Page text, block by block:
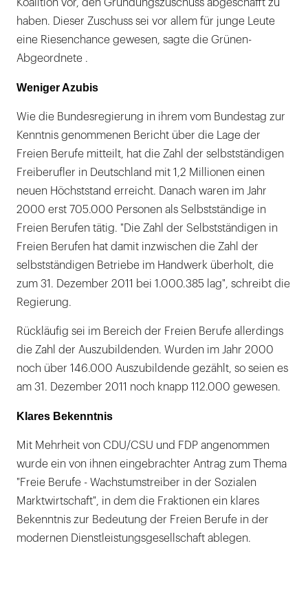
Koalition vor, den Gründungszuschuss abgeschafft zu
haben. Dieser Zuschuss sei vor allem für junge Leute
eine Riesenchance gewesen, sagte die Grünen-
Abgeordnete .
Weniger Azubis
Wie die Bundesregierung in ihrem vom Bundestag zur
Kenntnis genommenen Bericht über die Lage der
Freien Berufe mitteilt, hat die Zahl der selbstständigen
Freiberufler in Deutschland mit 1,2 Millionen einen
neuen Höchststand erreicht. Danach waren im Jahr
2000 erst 705.000 Personen als Selbstständige in
Freien Berufen tätig. "Die Zahl der Selbstständigen in
Freien Berufen hat damit inzwischen die Zahl der
selbstständigen Betriebe im Handwerk überholt, die
zum 31. Dezember 2011 bei 1.000.385 lag", schreibt die
Regierung.
Rückläufig sei im Bereich der Freien Berufe allerdings
die Zahl der Auszubildenden. Wurden im Jahr 2000
noch über 146.000 Auszubildende gezählt, so seien es
am 31. Dezember 2011 noch knapp 112.000 gewesen.
Klares Bekenntnis
Mit Mehrheit von CDU/CSU und FDP angenommen
wurde ein von ihnen eingebrachter Antrag zum Thema
"Freie Berufe - Wachstumstreiber in der Sozialen
Marktwirtschaft", in dem die Fraktionen ein klares
Bekenntnis zur Bedeutung der Freien Berufe in der
modernen Dienstleistungsgesellschaft ablegen.